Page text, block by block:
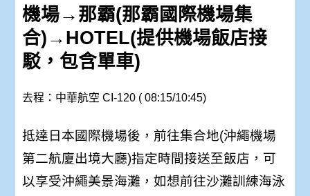
機場→那霸(那霸國際機場集
合)→HOTEL(提供機場飯店接
駁，包含單車)
去程：中華航空 CI-120 ( 08:15/10:45)
抵達日本國際機場後，前往集合地(沖繩機場
第二航廈出境大廳)指定時間接送至飯店，可
以享受沖繩美景海灘，如想前往沙灘訓練海泳